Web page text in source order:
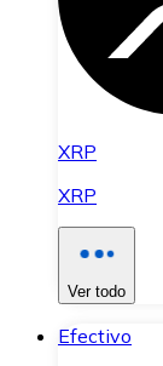
XRP
XRP
Ver todo
Efectivo